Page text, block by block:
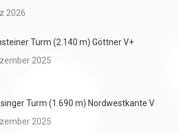
2026
Turm (2.140 m) Göttner V+
2025
Turm (1.690 m) Nordwestkante V
2025